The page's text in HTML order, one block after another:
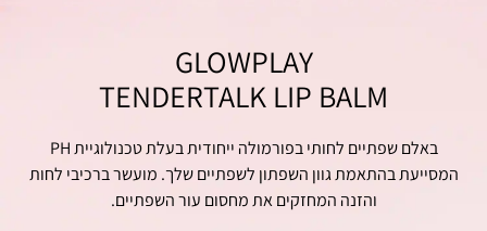
GLOWPLAY
TENDERTALK LIP BALM
באלם שפתיים לחותי בפורמולה ייחודית בעלת טכנולוגיית PH
המסייעת בהתאמת גוון השפתון לשפתיים שלך. מועשר ברכיבי לחות
והזנה המחזקים את מחסום עור השפתיים.